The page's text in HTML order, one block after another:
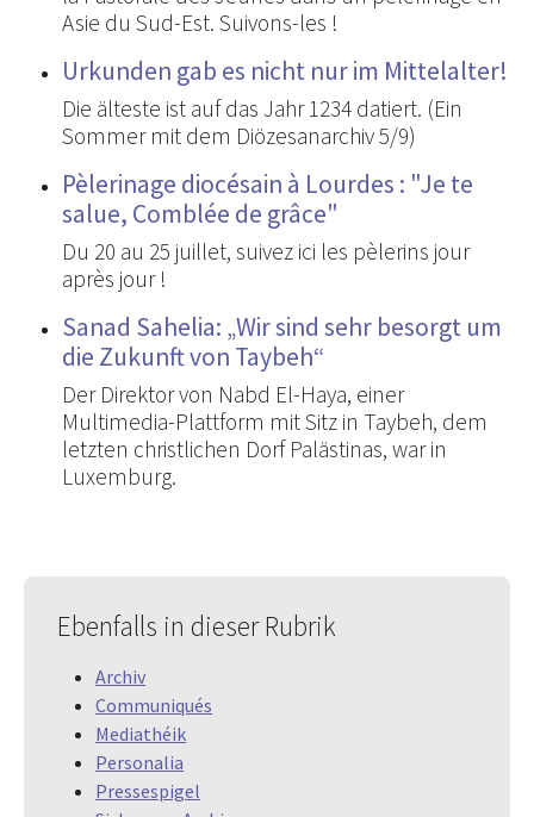
Asie du Sud-Est. Suivons-les !
Urkunden gab es nicht nur im Mittelalter!
Die älteste ist auf das Jahr 1234 datiert. (Ein
Sommer mit dem Diözesanarchiv 5/9)
Pèlerinage diocésain à Lourdes : "Je te
salue, Comblée de grâce"
Du 20 au 25 juillet, suivez ici les pèlerins jour
après jour !
Sanad Sahelia: „Wir sind sehr besorgt um
die Zukunft von Taybeh“
Der Direktor von Nabd El-Haya, einer
Multimedia-Plattform mit Sitz in Taybeh, dem
letzten christlichen Dorf Palästinas, war in
Luxemburg.
Ebenfalls in dieser Rubrik
Archiv
Communiqués
Mediathéik
Personalia
Pressespigel